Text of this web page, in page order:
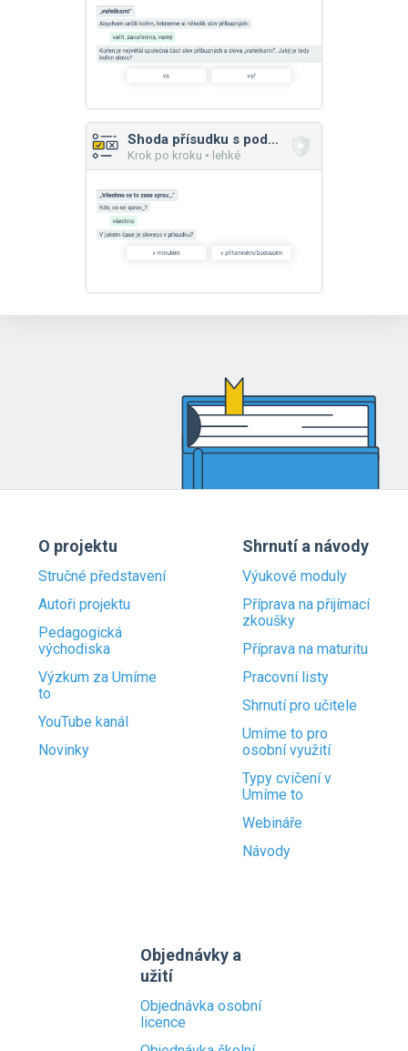
Shoda přísudku s podmětem
Krok po kroku • lehké
O projektu
Stručné představení
Autoři projektu
Pedagogická
východiska
Výzkum za Umíme
to
YouTube kanál
Novinky
Shrnutí a návody
Výukové moduly
Příprava na přijímací
zkoušky
Příprava na maturitu
Pracovní listy
Shrnutí pro učitele
Umíme to pro
osobní využití
Typy cvičení v
Umíme to
Webináře
Návody
Objednávky a
užití
Objednávka osobní
licence